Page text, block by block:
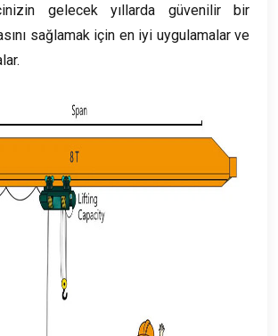
gelecek yıllarda güvenilir bir
sağlamak için en iyi uygulamalar ve